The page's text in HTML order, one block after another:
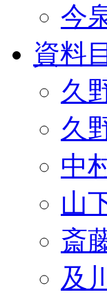
今
資料
久
久
中
山
斎
及